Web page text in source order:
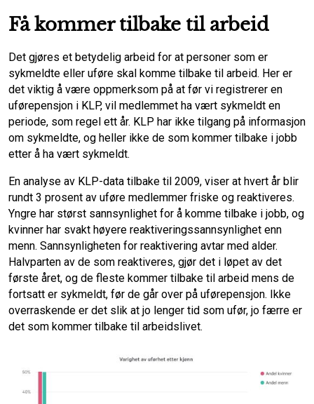
Få kommer tilbake til arbeid
Det gjøres et betydelig arbeid for at personer som er
sykmeldte eller uføre skal komme tilbake til arbeid. Her er
det viktig å være oppmerksom på at før vi registrerer en
uførepensjon i KLP, vil medlemmet ha vært sykmeldt en
periode, som regel ett år. KLP har ikke tilgang på informasjon
om sykmeldte, og heller ikke de som kommer tilbake i jobb
etter å ha vært sykmeldt.
En analyse av KLP-data tilbake til 2009, viser at hvert år blir
rundt 3 prosent av uføre medlemmer friske og reaktiveres.
Yngre har størst sannsynlighet for å komme tilbake i jobb, og
kvinner har svakt høyere reaktiveringssannsynlighet enn
menn. Sannsynligheten for reaktivering avtar med alder.
Halvparten av de som reaktiveres, gjør det i løpet av det
første året, og de fleste kommer tilbake til arbeid mens de
fortsatt er sykmeldt, før de går over på uførepensjon. Ikke
overraskende er det slik at jo lenger tid som ufør, jo færre er
det som kommer tilbake til arbeidslivet.